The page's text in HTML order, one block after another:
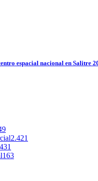
espacial nacional en Salitre
2.421
431
163